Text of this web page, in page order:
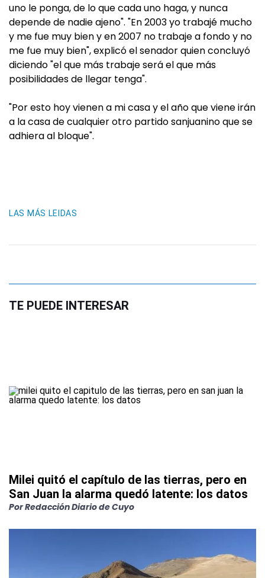
uno le ponga, de lo que cada uno haga, y nunca
depende de nadie ajeno". "En 2003 yo trabajé mucho
y me fue muy bien y en 2007 no trabaje a fondo y no
me fue muy bien", explicó el senador quien concluyó
diciendo "el que más trabaje será el que más
posibilidades de llegar tenga".
"Por esto hoy vienen a mi casa y el año que viene irán
a la casa de cualquier otro partido sanjuanino que se
adhiera al bloque".
LAS MÁS LEIDAS
TE PUEDE INTERESAR
Milei quitó el capítulo de las tierras, pero en
San Juan la alarma quedó latente: los datos
PorRedacción Diario de Cuyo